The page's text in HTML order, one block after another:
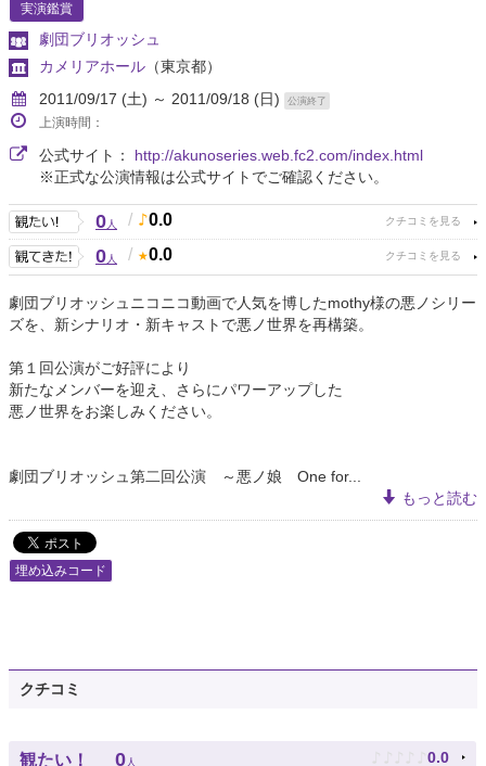
実演鑑賞
劇団ブリオッシュ
カメリアホール （東京都）
2011/09/17 (土) ～ 2011/09/18 (日)
公演終了
上演時間：
公式サイト： http://akunoseries.web.fc2.com/index.html
※正式な公演情報は公式サイトでご確認ください。
0人 / 0.0
0人 / 0.0
劇団ブリオッシュニコニコ動画で人気を博したmothy様の悪ノシリー
ズを、新シナリオ・新キャストで悪ノ世界を再構築。
第１回公演がご好評により
新たなメンバーを迎え、さらにパワーアップした
悪ノ世界をお楽しみください。
劇団ブリオッシュ第二回公演 ～悪ノ娘 One for...
もっと読む
埋め込みコード
クチコミ
観たい！ 0人 ♪ ♪ ♪ ♪ ♪ 0.0